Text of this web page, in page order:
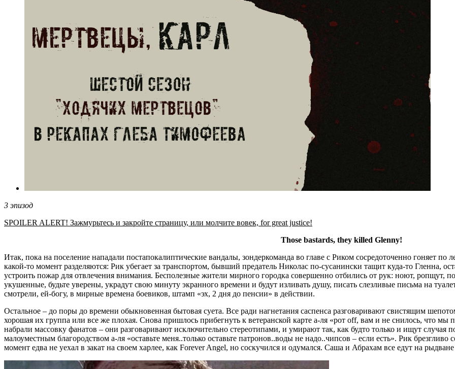
3 эпизод
SPOILER ALERT! Зажмурьтесь и закройте страницу, или молчите вовек, for great justice!
Those bastards, they killed Glenny!
Итак, пока на поселение нападали постапокалиптические вандалы, зондеркоманда во главе с Риком сосредоточенно гоняет
какой-то момент разделяются: Рик убегает за транспортом, бывший предатель Николас по-сусанински тащит куда-то Гленна,
устроить пожар для отвлечения внимания. Бесполезные жители мирного городка совершенно отбились от рук: ноют, ропщут,
укушенные, будьте уверены, украдут свою минуту экранного времени и будут изливать душу, писать слезливые письма на
смотрели, ей-богу, в мирные времена боевиков, штамп «эх, 2 дня до пенсии» в действии.
Остальное – до поры до времени обыкновенная бытовая суета. Все ради нагнетания саспенса разговаривают свистящим
хорошая их группа или все же плохая. Снова пришлось прибегнуть к ветеранской карте а-ля «рот off, вам и не снилось, что мы
набрали массовку фанатов – они разговаривают исключительно стереотипами, и умирают так, как будто только и ищут
малоуместным благородством а-ля «оставьте меня..только оставьте патронов..воды не надо..чипсов – если есть». Рик брезгливо
момент едва не уехал в закат на своем харлее, как Forever Angel, но соскучился и одумался. Саша и Абрахам все едут на